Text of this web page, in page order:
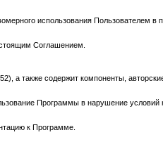
использования Пользователем в
Соглашением.
а также содержит компоненты,
Программы в нарушение условий
к Программе.